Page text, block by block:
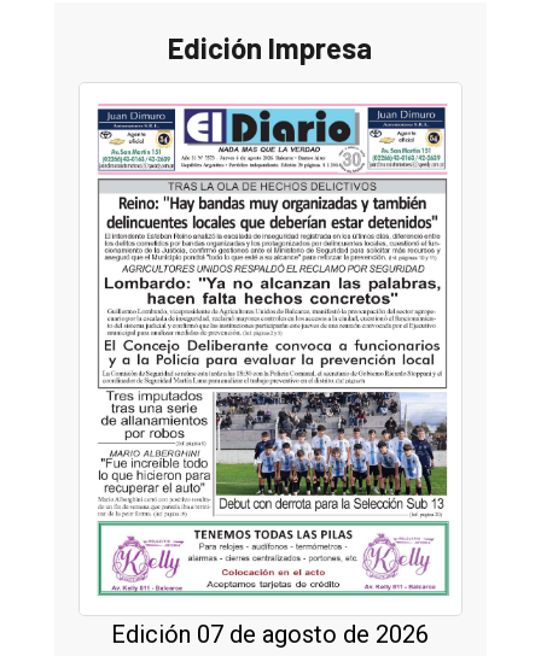
Edición Impresa
Edición 07 de agosto de 2026